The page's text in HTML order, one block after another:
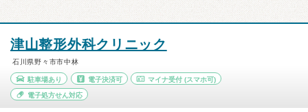
津山整形外科クリニック
石川県野々市市中林
駐車場あり 電子決済可 マイナ受付 (スマホ可)
電子処方せん対応